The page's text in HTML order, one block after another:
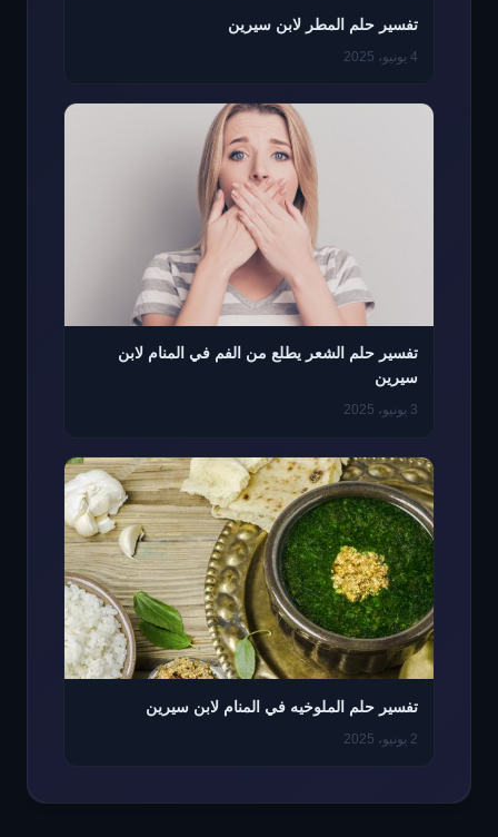
تفسير حلم المطر لابن سيرين
4 يونيو، 2025
تفسير حلم الشعر يطلع من الفم في المنام لابن
سيرين
3 يونيو، 2025
تفسير حلم الملوخيه في المنام لابن سيرين
2 يونيو، 2025